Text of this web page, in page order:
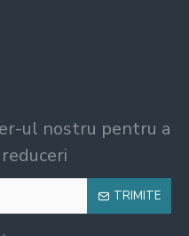
ul nostru pentru a
TRIMITE